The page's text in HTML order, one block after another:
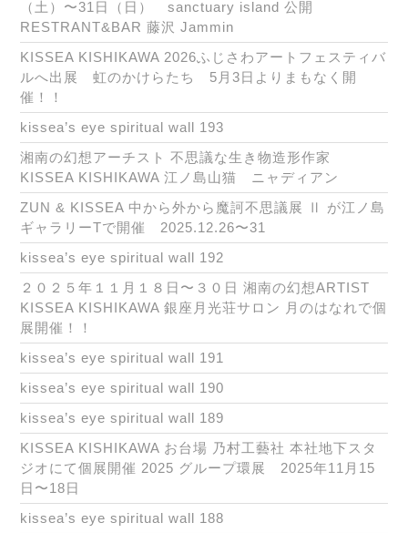
（土）〜31日（日） sanctuary island 公開
RESTRANT&BAR 藤沢 Jammin
KISSEA KISHIKAWA 2026ふじさわアートフェスティバ
ルへ出展 虹のかけらたち 5月3日よりまもなく開
催！！
kissea’s eye spiritual wall 193
湘南の幻想アーチスト 不思議な生き物造形作家
KISSEA KISHIKAWA 江ノ島山猫 ニャディアン
ZUN & KISSEA 中から外から魔訶不思議展 Ⅱ が江ノ島
ギャラリーTで開催 2025.12.26〜31
kissea’s eye spiritual wall 192
２０２５年１１月１８日〜３０日 湘南の幻想ARTIST
KISSEA KISHIKAWA 銀座月光荘サロン 月のはなれで個
展開催！！
kissea’s eye spiritual wall 191
kissea’s eye spiritual wall 190
kissea’s eye spiritual wall 189
KISSEA KISHIKAWA お台場 乃村工藝社 本社地下スタ
ジオにて個展開催 2025 グループ環展 2025年11月15
日〜18日
kissea’s eye spiritual wall 188